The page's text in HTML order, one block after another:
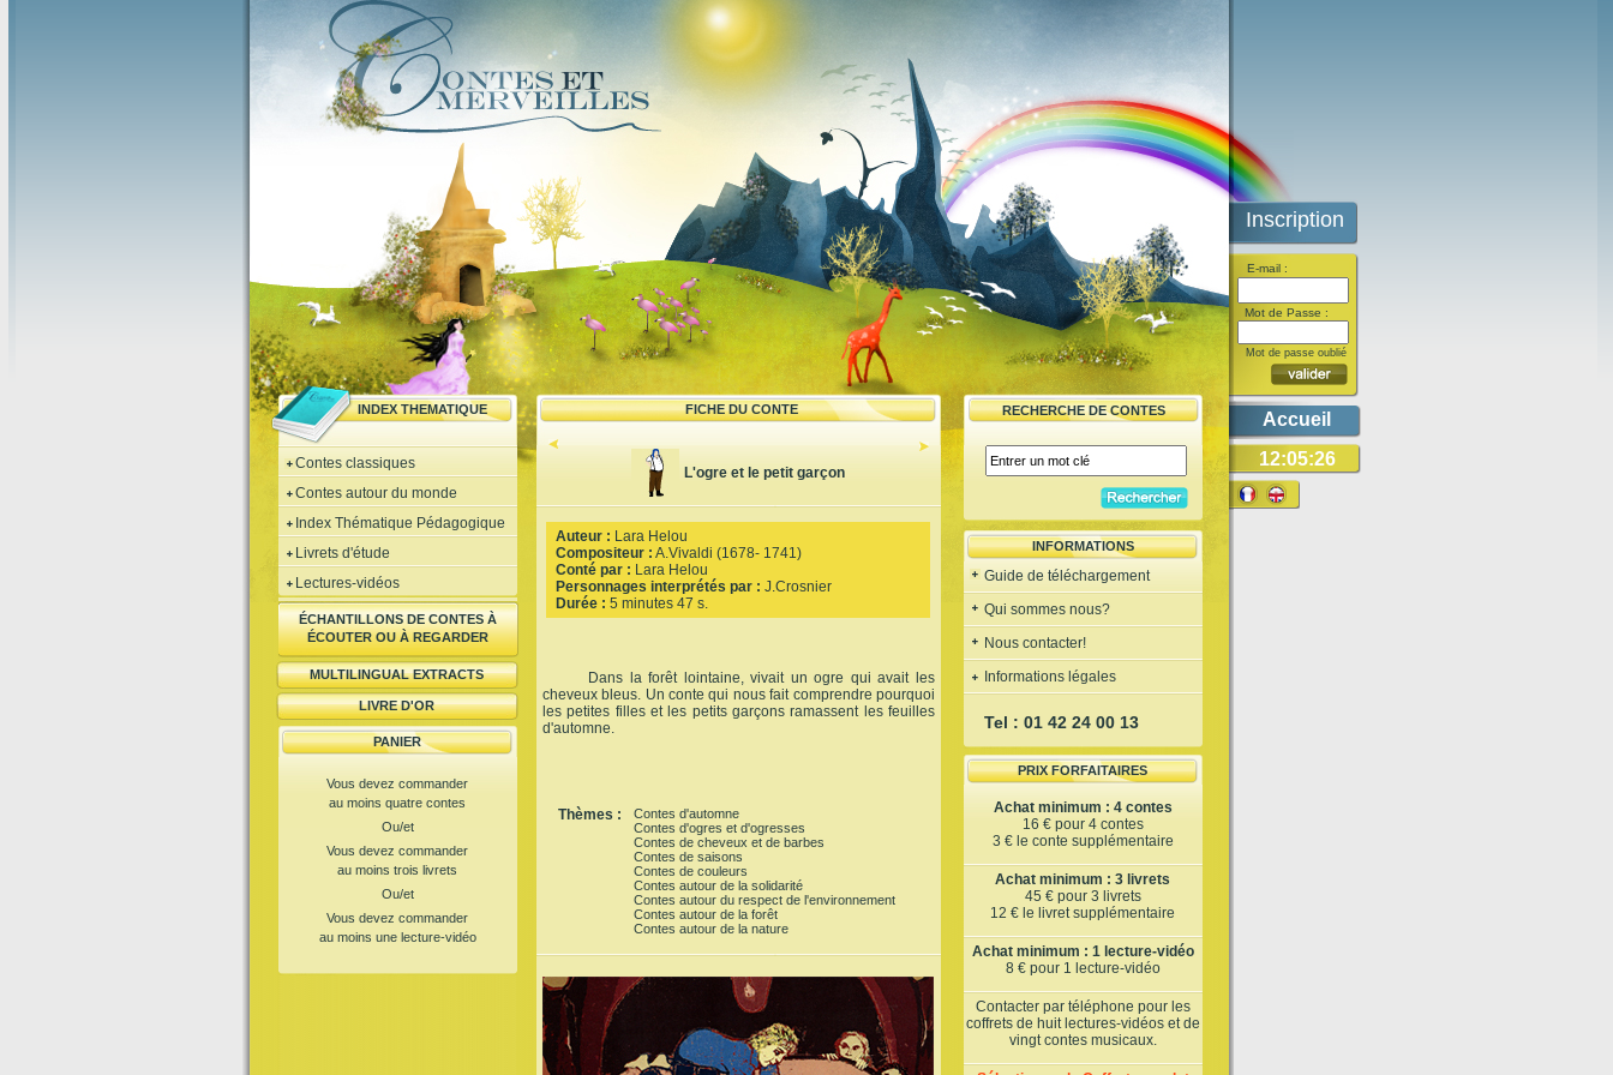
INDEX THEMATIQUE FICHE DU CONTE RECHERCHE DE CONTES
Contes classiques
Contes autour du monde
Index Thématique Pédagogique
Livrets d'étude
Lectures-vidéos
ÉCHANTILLONS DE CONTES À
ÉCOUTER OU À REGARDER
MULTILINGUAL EXTRACTS
LIVRE D'OR
PANIER
Vous devez commander
au moins quatre contes
Ou/et
Vous devez commander
au moins trois livrets
Ou/et
Vous devez commander
au moins une lecture-vidéo
L'ogre et le petit garçon
Auteur : Lara Helou
Compositeur : A.Vivaldi (1678- 1741)
Conté par : Lara Helou
Personnages interprétés par : J.Crosnier
Durée : 5 minutes 47 s.
Dans la forêt lointaine, vivait un ogre qui avait les
cheveux bleus. Un conte qui nous fait comprendre pourquoi
les petites filles et les petits garçons ramassent les feuilles
d'automne.
Thèmes :
Contes d'automne
Contes d'ogres et d'ogresses
Contes de cheveux et de barbes
Contes de saisons
Contes de couleurs
Contes autour de la solidarité
Contes autour du respect de l'environnement
Contes autour de la forêt
Contes autour de la nature
INFORMATIONS
Guide de téléchargement
Qui sommes nous?
Nous contacter!
Informations légales
Tel : 01 42 24 00 13
PRIX FORFAITAIRES
Achat minimum : 4 contes
16 € pour 4 contes
3 € le conte supplémentaire
Achat minimum : 3 livrets
45 € pour 3 livrets
12 € le livret supplémentaire
Achat minimum : 1 lecture-vidéo
8 € pour 1 lecture-vidéo
Contacter par téléphone pour les
coffrets de huit lectures-vidéos et de
vingt contes musicaux.
Inscription
E-mail :
Mot de Passe :
Mot de passe oublié
Accueil
12:05:26